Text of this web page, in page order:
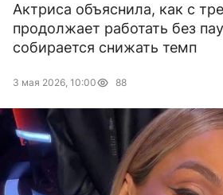
Актриса объяснила, как с
продолжает работать без
собирается снижать темп
3 мая 2026, 10:00 88